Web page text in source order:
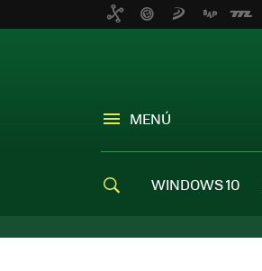
MENÚ
WINDOWS 10